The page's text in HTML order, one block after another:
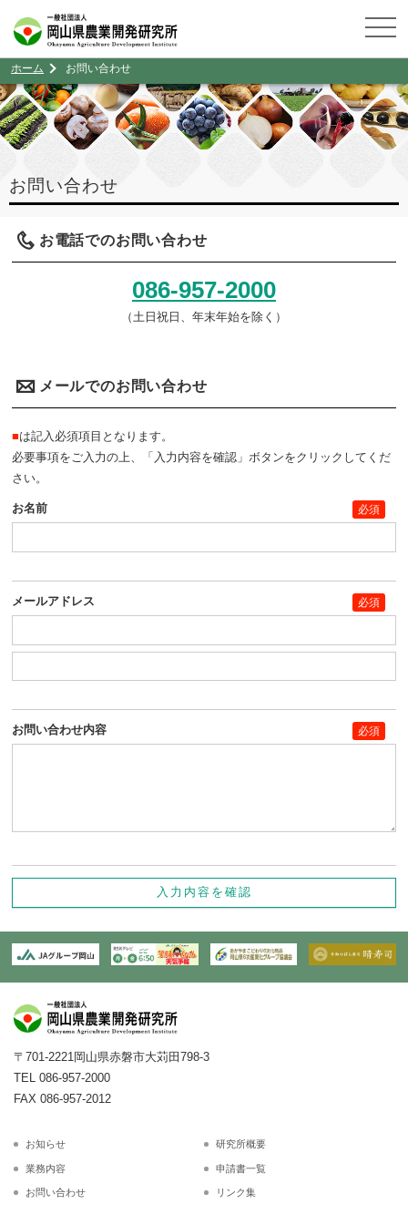
ホーム お問い合わせ
お問い合わせ
お電話でのお問い合わせ
086-957-2000
（土日祝日、年末年始を除く）
メールでのお問い合わせ
■は記入必須項目となります。
必要事項をご入力の上、「入力内容を確認」ボタンをクリックしてくだ
さい。
お名前 必須
メールアドレス 必須
お問い合わせ内容 必須
入力内容を確認
〒701-2221 岡山県赤磐市大苅田798-3
TEL 086-957-2000
FAX 086-957-2012
お知らせ 研究所概要
業務内容 申請書一覧
お問い合わせ リンク集